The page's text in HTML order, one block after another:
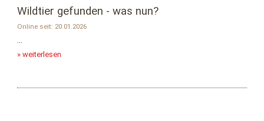
Wildtier gefunden - was nun?
Online seit: 20.01.2026
...
» weiterlesen